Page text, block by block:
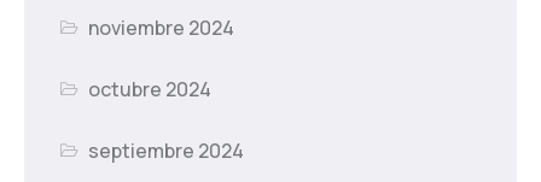
noviembre 2024
octubre 2024
septiembre 2024